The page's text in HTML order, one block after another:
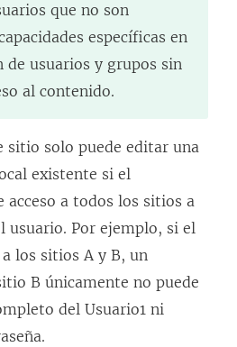
que no son
específicas en
usuarios y grupos sin
al contenido.
sitio solo puede editar una
existente si el
a todos los sitios a
usuario. Por ejemplo, si el
los sitios A y B, un
B únicamente no puede
del Usuario1 ni